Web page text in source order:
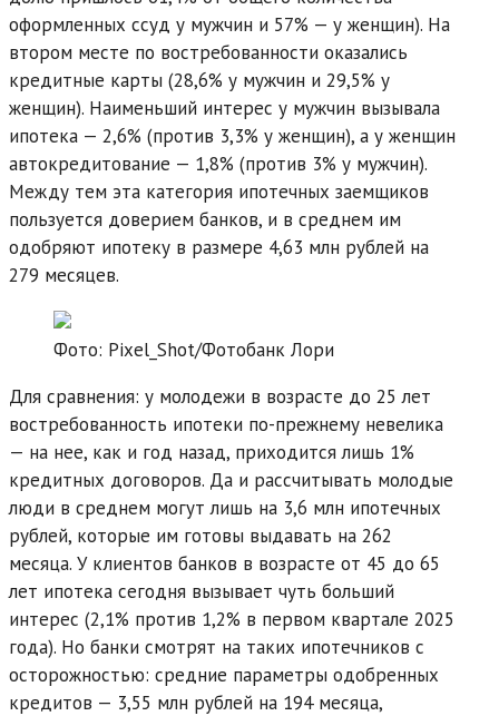
оформленных ссуд у мужчин и 57% — у женщин). На
втором месте по востребованности оказались
кредитные карты (28,6% у мужчин и 29,5% у
женщин). Наименьший интерес у мужчин вызывала
ипотека — 2,6% (против 3,3% у женщин), а у женщин
автокредитование — 1,8% (против 3% у мужчин).
Между тем эта категория ипотечных заемщиков
пользуется доверием банков, и в среднем им
одобряют ипотеку в размере 4,63 млн рублей на
279 месяцев.
Фото: Pixel_Shot/Фотобанк Лори
Для сравнения: у молодежи в возрасте до 25 лет
востребованность ипотеки по-прежнему невелика
— на нее, как и год назад, приходится лишь 1%
кредитных договоров. Да и рассчитывать молодые
люди в среднем могут лишь на 3,6 млн ипотечных
рублей, которые им готовы выдавать на 262
месяца. У клиентов банков в возрасте от 45 до 65
лет ипотека сегодня вызывает чуть больший
интерес (2,1% против 1,2% в первом квартале 2025
года). Но банки смотрят на таких ипотечников с
осторожностью: средние параметры одобренных
кредитов — 3,55 млн рублей на 194 месяца,